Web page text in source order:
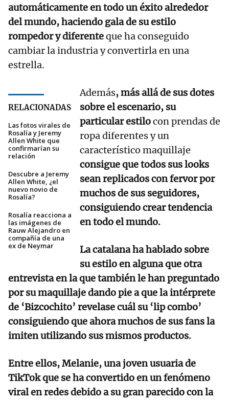
automáticamente en todo un éxito alrededor
del mundo, haciendo gala de su estilo
rompedor y diferenteque ha conseguido
cambiar la industria y convertirla en una
estrella.
RELACIONADAS
Las fotos virales de
Rosalía y Jeremy
Allen White que
confirmarían su
relación
Descubre a Jeremy
Allen White, ¿el
nuevo novio de
Rosalía?
Rosalía reacciona a
las imágenes de
Rauw Alejandro en
compañía de una
ex de Neymar
Además, más allá de sus dotes
sobre el escenario, su
particular estilocon prendas de
ropa diferentes y un
característico maquillaje
consigue que todos sus looks
sean replicados con fervor por
muchos de sus seguidores,
consiguiendo crear tendencia
en todo el mundo.
La catalana ha hablado sobre
su estilo en alguna que otra
entrevista en la que también le han preguntado
por su maquillaje dando pie a que la intérprete
de ‘Bizcochito’ revelase cuál su ‘lip combo’
consiguiendo que ahora muchos de sus fans la
imiten utilizando sus mismos productos.
Entre ellos, Melanie, una joven usuaria de
TikTok que se ha convertido en un fenómeno
viral en redes debido a su gran parecido con la